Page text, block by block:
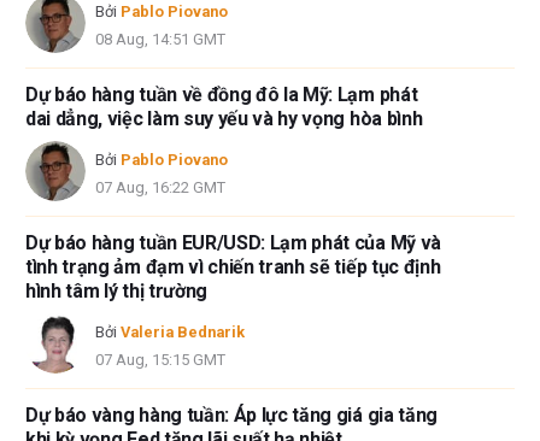
Bởi Pablo Piovano
08 Aug, 14:51 GMT
Dự báo hàng tuần về đồng đô la Mỹ: Lạm phát
dai dẳng, việc làm suy yếu và hy vọng hòa bình
Bởi Pablo Piovano
07 Aug, 16:22 GMT
Dự báo hàng tuần EUR/USD: Lạm phát của Mỹ và
tình trạng ảm đạm vì chiến tranh sẽ tiếp tục định
hình tâm lý thị trường
Bởi Valeria Bednarik
07 Aug, 15:15 GMT
Dự báo vàng hàng tuần: Áp lực tăng giá gia tăng